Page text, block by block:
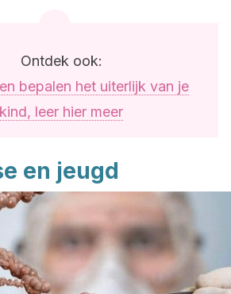
Ontdek ook:
bepalen het uiterlijk van je
kind, leer hier meer
en jeugd